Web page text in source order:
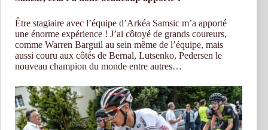
Être stagiaire avec l’équipe d’Arkéa Samsic m’a apporté
une énorme expérience ! J’ai côtoyé de grands coureurs,
comme Warren Barguil au sein même de l’équipe, mais
aussi couru aux côtés de Bernal, Lutsenko, Pedersen le
nouveau champion du monde entre autres…